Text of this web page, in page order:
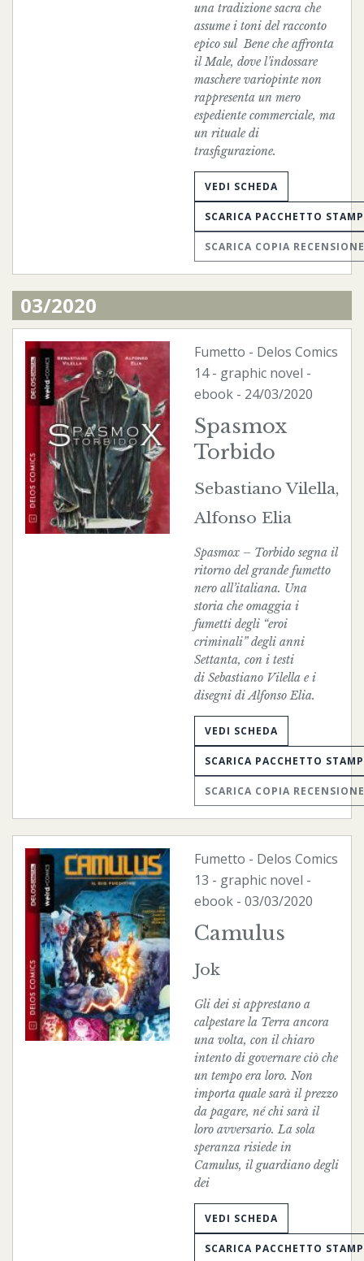
una tradizione sacra che
assume i toni del racconto
epico sul Bene che affronta
il Male, dove l’indossare
maschere variopinte non
rappresenta un mero
espediente commerciale, ma
un rituale di
trasfigurazione.
VEDI SCHEDA
SCARICA PACCHETTO
SCARICA COPIA RECENSIONE
03/2020
Fumetto - Delos Comics
14 - graphic novel -
ebook - 24/03/2020
Spasmox
Torbido
Sebastiano Vilella,
Alfonso Elia
Spasmox – Torbido segna il
ritorno del grande fumetto
nero all’italiana. Una
storia che omaggia i
fumetti degli “eroi
criminali” degli anni
Settanta, con i testi
di Sebastiano Vilella e i
disegni di Alfonso Elia.
VEDI SCHEDA
SCARICA PACCHETTO
SCARICA COPIA RECENSIONE
Fumetto - Delos Comics
13 - graphic novel -
ebook - 03/03/2020
Camulus
Jok
Gli dei si apprestano a
calpestare la Terra ancora
una volta, con il chiaro
intento di governare ciò che
un tempo era loro. Non
importa quale sarà il prezzo
da pagare, né chi sarà il
loro avversario. La sola
speranza risiede in
Camulus, il guardiano degli
dei
VEDI SCHEDA
SCARICA PACCHETTO